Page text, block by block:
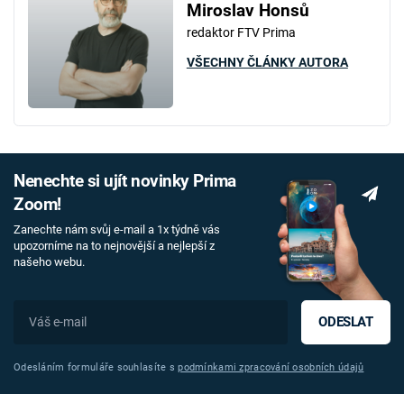
Miroslav Honsů
redaktor FTV Prima
VŠECHNY ČLÁNKY AUTORA
Nenechte si ujít novinky Prima
Zoom!
Zanechte nám svůj e-mail a 1x týdně vás
upozorníme na to nejnovější a nejlepší z
našeho webu.
ODESLAT
Odesláním formuláře souhlasíte spodmínkami zpracování osobních údajů